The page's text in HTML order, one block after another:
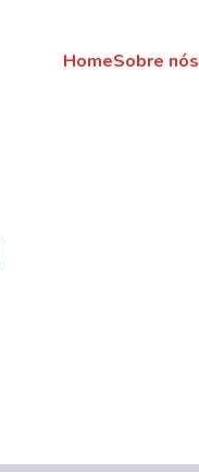
HomeSobre nós